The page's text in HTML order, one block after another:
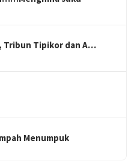
Tribun Tipikor dan A…
Menumpuk